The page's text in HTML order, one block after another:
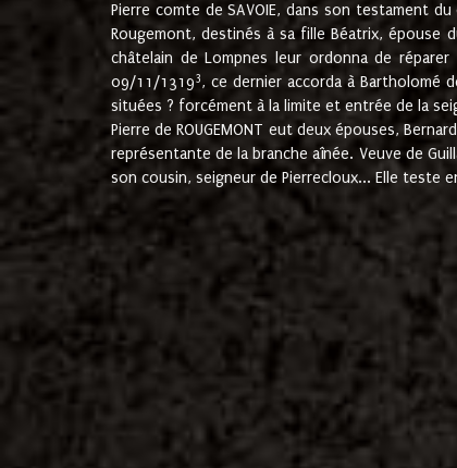
Pierre comte de SAVOIE, dans son testament
Rougemont, destinés à sa fille Béatrix, épouse
châtelain de Lompnes leur ordonna de
09/11/13193, ce dernier accorda à Bartholomé
situées ? forcément à la limite et entrée de la
Pierre de ROUGEMONT eut deux épouses,
représentante de la branche aînée. Veuve de
son cousin, seigneur de Pierrecloux... Elle teste